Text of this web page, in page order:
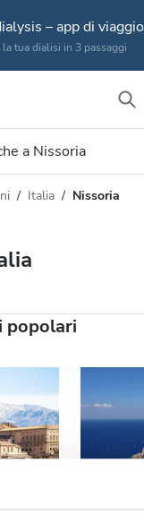
– app di viaggio
la tua dialisi in 3 passaggi
a Nissoria
B
Italia Nissoria
popolari